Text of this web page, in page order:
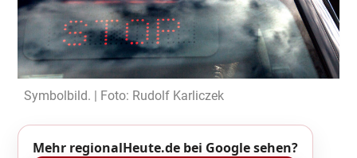
Symbolbild. | Foto: Rudolf Karliczek
Mehr regionalHeute.de bei Google sehen?